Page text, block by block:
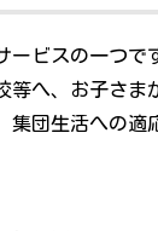
ービスの一つで
等へ、お子さま
集団生活への適